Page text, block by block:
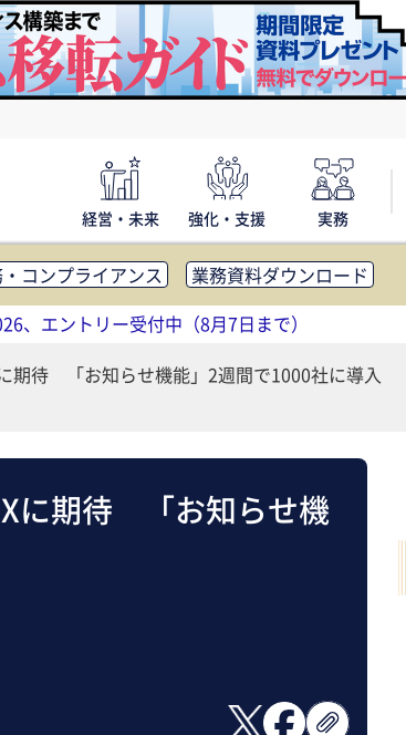
経営・未来 強化・支援 実務
コンプライアンス
業務資料ダウンロード
コミュニケーション活性化
FM・オフィス移転
アウトソーシング・BPO
調査・レポート
、エントリー受付中（8月7日まで）
期待 「お知らせ機能」2週間で1000社に導入
に期待 「お知らせ機